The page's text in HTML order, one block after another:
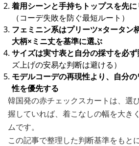
着用シーンと手持ちトップスを先
（コーデ失敗を防ぐ最短ルート）
フェミニン系はプリーツ×タータン
大柄×ミニ丈を基準に選ぶ
サイズは実寸表と自分の採寸を必
ズ上げの安易な判断は避ける）
モデルコーデの再現性より、自分
性を優先する
韓国発の赤チェックスカートは、選
握していれば、着こなしの幅を大き
ムです。
この記事で整理した判断基準をもと